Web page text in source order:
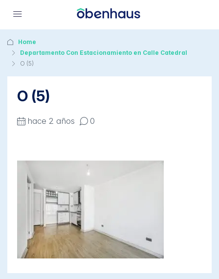
Home
Departamento Con Estacionamiento en Calle Catedral
O (5)
O (5)
hace 2 años 0